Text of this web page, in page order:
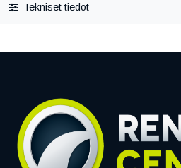
Tekniset tiedot